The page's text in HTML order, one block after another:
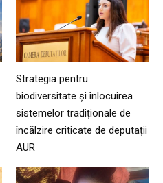
Strategia pentru
biodiversitate și înlocuirea
sistemelor tradiționale de
încălzire criticate de deputații
AUR